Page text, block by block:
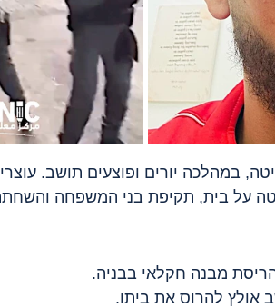
במהלכה יורים ופוצעים תושב.
על בית, תקיפת בני המשפחה
מבנה חקלאי בבניה.
אולץ להרוס את ביתו.